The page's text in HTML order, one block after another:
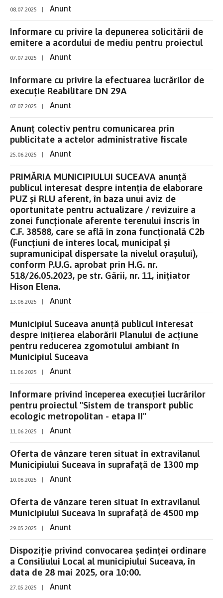
08.07.2025 Anunt
Informare cu privire la depunerea solicitării de
emitere a acordului de mediu pentru proiectul
07.07.2025 Anunt
Informare cu privire la efectuarea lucrărilor de
execuție Reabilitare DN 29A
07.07.2025 Anunt
Anunț colectiv pentru comunicarea prin
publicitate a actelor administrative fiscale
25.06.2025 Anunt
PRIMĂRIA MUNICIPIULUI SUCEAVA anunţă
publicul interesat despre intenţia de elaborare
PUZ și RLU aferent, în baza unui aviz de
oportunitate pentru actualizare / revizuire a
zonei funcționale aferente terenului înscris în
C.F. 38588, care se află în zona funcțională C2b
(Funcțiuni de interes local, municipal și
supramunicipal dispersate la nivelul orașului),
conform P.U.G. aprobat prin H.G. nr.
518/26.05.2023, pe str. Gării, nr. 11, inițiator
Hison Elena.
13.06.2025 Anunt
Municipiul Suceava anunță publicul interesat
despre inițierea elaborării Planului de acțiune
pentru reducerea zgomotului ambiant în
Municipiul Suceava
11.06.2025 Anunt
Informare privind începerea execuției lucrărilor
pentru proiectul "Sistem de transport public
ecologic metropolitan - etapa II"
11.06.2025 Anunt
Oferta de vânzare teren situat în extravilanul
Municipiului Suceava în suprafață de 1300 mp
10.06.2025 Anunt
Oferta de vânzare teren situat în extravilanul
Municipiului Suceava în suprafață de 4500 mp
29.05.2025 Anunt
Dispoziție privind convocarea şedinţei ordinare
a Consiliului Local al municipiului Suceava, în
data de 28 mai 2025, ora 10:00.
27.05.2025 Anunt